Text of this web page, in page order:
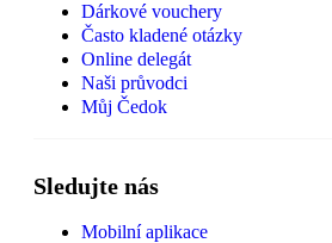
Dárkové vouchery
Často kladené otázky
Online delegát
Naši průvodci
Můj Čedok
Sledujte nás
Mobilní aplikace